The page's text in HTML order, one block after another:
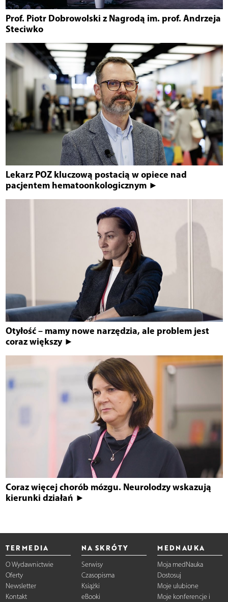
Prof. Piotr Dobrowolski z Nagrodą im. prof. Andrzeja
Steciwko
Lekarz POZ kluczową postacią w opiece nad
pacjentem hematoonkologicznym ►
Otyłość – mamy nowe narzędzia, ale problem jest
coraz większy ►
Coraz więcej chorób mózgu. Neurolodzy wskazują
kierunki działań ►
TERMEDIA
O Wydawnictwie
Oferty
Newsletter
Kontakt
NA SKRÓTY
Serwisy
Czasopisma
Książki
eBooki
MEDNAUKA
Moja medNauka
Dostosuj
Moje ulubione
Moje konferencje i